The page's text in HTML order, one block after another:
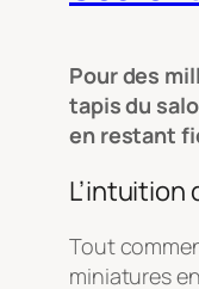
Pour des
tapis du
en restant
L’intuition
Tout
miniatures